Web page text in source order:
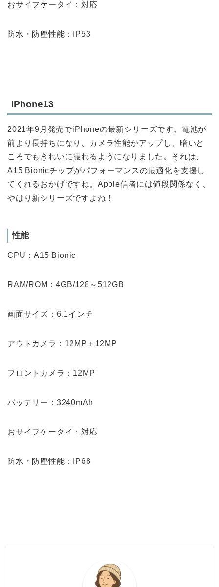
おサイフケータイ：対応
防水・防塵性能：IP53
iPhone13
2021年9月発売でiPhoneの最新シリーズです。電池が
前より長持ちになり、カメラ性能がアップし、暗いと
ころでもきれいに撮れるようになりました。それは、
A15 Bionicチップがパフォーマンスの最適化を支援し
てくれるおかげですね。Apple信者には値段関係なく、
やはり新シリーズですよね！
性能
CPU：A15 Bionic
RAM/ROM：4GB/128～512GB
画面サイズ：6.1インチ
アウトカメラ：12MP＋12MP
フロントカメラ：12MP
バッテリー：3240mAh
おサイフケータイ：対応
防水・防塵性能：IP68